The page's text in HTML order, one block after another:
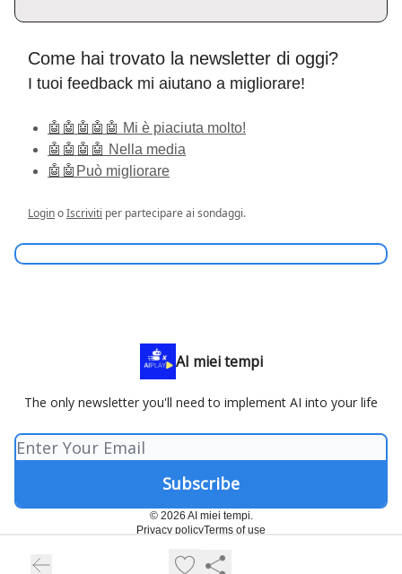
Come hai trovato la newsletter di oggi?
I tuoi feedback mi aiutano a migliorare!
🤖🤖🤖🤖🤖 Mi è piaciuta molto!
🤖🤖🤖🤖 Nella media
🤖🤖Può migliorare
LoginoIscriviti per partecipare ai sondaggi.
AI miei tempi
The only newsletter you'll need to implement AI into your life
© 2026 AI miei tempi.
Privacy policyTerms of use
Powered by beehiiv